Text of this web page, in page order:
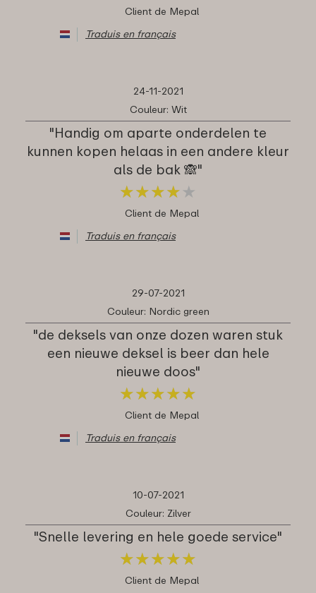
Client de Mepal
Traduis en français
24-11-2021
Couleur: Wit
"Handig om aparte onderdelen te
kunnen kopen helaas in een andere kleur
als de bak 🙈"
★★★★ ★
★★★★ ★
Client de Mepal
Traduis en français
29-07-2021
Couleur: Nordic green
"de deksels van onze dozen waren stuk
een nieuwe deksel is beer dan hele
nieuwe doos"
★★★★★
★★★★★
Client de Mepal
Traduis en français
10-07-2021
Couleur: Zilver
"Snelle levering en hele goede service"
★★★★★
★★★★★
Client de Mepal